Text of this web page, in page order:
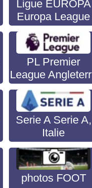
Ligue EUROPA
Europa League
PL Premier
League
Serie A Serie A,
Italie
photos FOOT